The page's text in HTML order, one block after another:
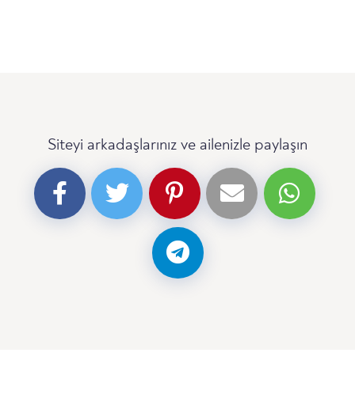
Siteyi arkadaşlarınız ve ailenizle paylaşın